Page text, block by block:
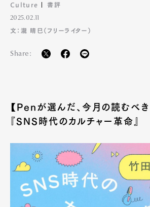
Culture 書評
2025.02.11
文：瀧 晴巳（フリーライター）
Share:
【Penが選んだ、今月の読むべき
『SNS時代のカルチャー革命』